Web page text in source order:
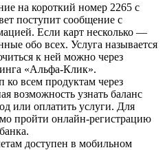
на короткий номер 2265 с
поступит сообщение с
Если карт несколько —
обо всех. Услуга называется
к ней можно через
«Альфа-Клик».
ко всем продуктам через
возможность узнать баланс
или оплатить услуги. Для
пройти онлайн-регистрацию
доступен в мобильном